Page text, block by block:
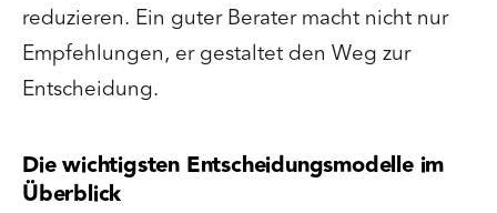
reduzieren. Ein guter Berater macht nicht nur
Empfehlungen, er gestaltet den Weg zur
Entscheidung.
Die wichtigsten Entscheidungsmodelle im
Überblick